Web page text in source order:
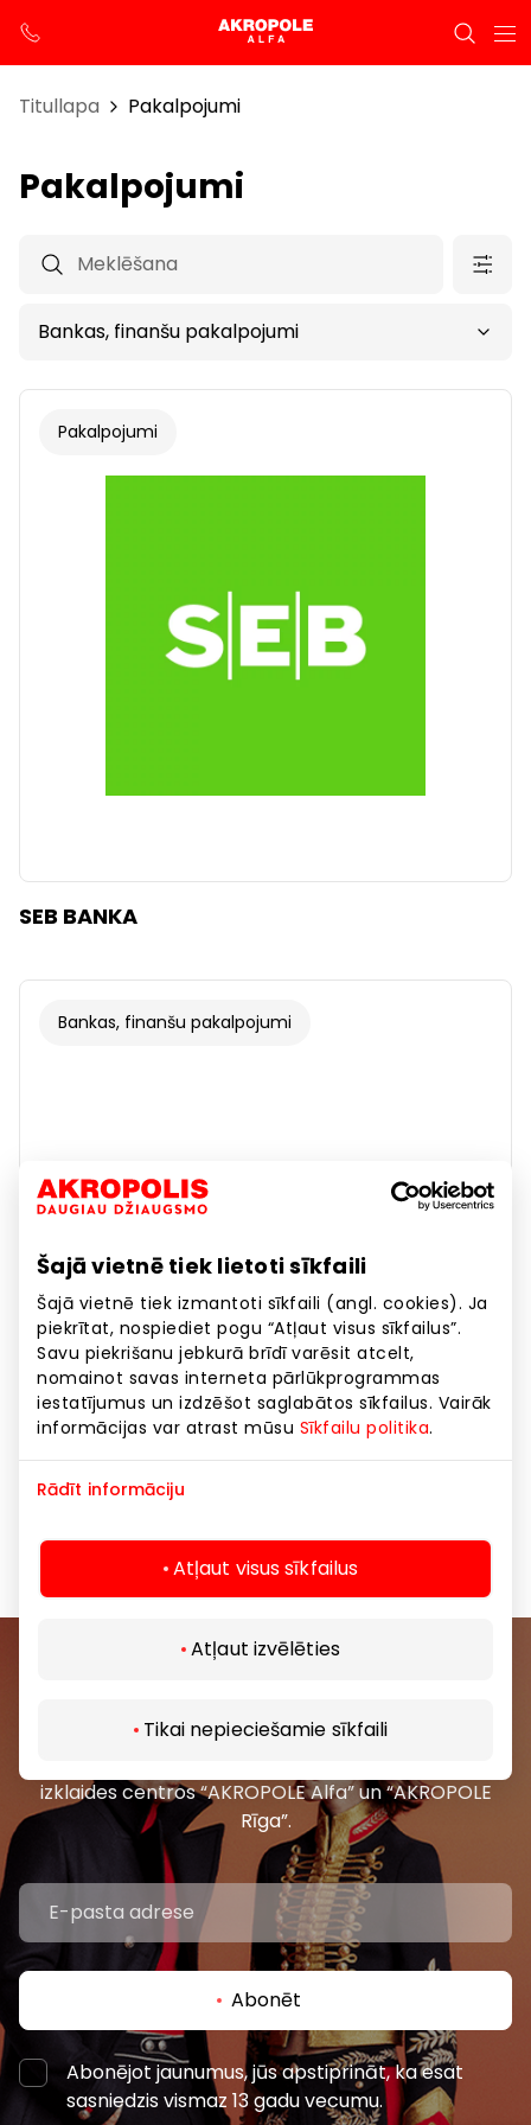
Šajā vietnē tiek lietoti sīkfaili
Šajā vietnē tiek izmantoti sīkfaili (angl. cookies). Ja
piekrītat, nospiediet pogu “Atļaut visus sīkfailus”.
Savu piekrišanu jebkurā brīdī varēsit atcelt,
nomainot savas interneta pārlūkprogrammas
iestatījumus un izdzēšot saglabātos sīkfailus. Vairāk
informācijas var atrast mūsu Sīkfailu politika.
Rādīt informāciju
Atļaut visus sīkfailus
Atļaut izvēlēties
Tikai nepieciešamie sīkfaili
Titullapa Pakalpojumi
Pakalpojumi
Pakalpojumi
SEB BANKA
Bankas, finanšu pakalpojumi
Uzzini pirmais par labākajiem piedāvājumiem,
izklaides centros “AKROPOLE Alfa” un “AKROPOLE
Rīga”.
Abonēt
Abonējot jaunumus, jūs apstiprināt, ka esat
sasniedzis vismaz 13 gadu vecumu.